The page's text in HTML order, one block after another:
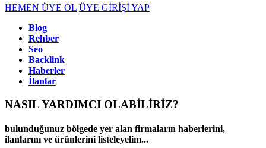
HEMEN ÜYE OL ÜYE GİRİŞİ YAP
Blog
Rehber
Seo
Backlink
Haberler
İlanlar
NASIL YARDIMCI OLABİLİRİZ?
bulunduğunuz bölgede yer alan firmaların haberlerini,
ilanlarını ve ürünlerini listeleyelim...